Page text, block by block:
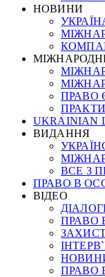
НОВИНИ
ПРАВО
UKRAINIAN
ВИДАННЯ
ВСЕ З
ПРАВО В
ВІДЕО
ПРАВО
ПРАВО